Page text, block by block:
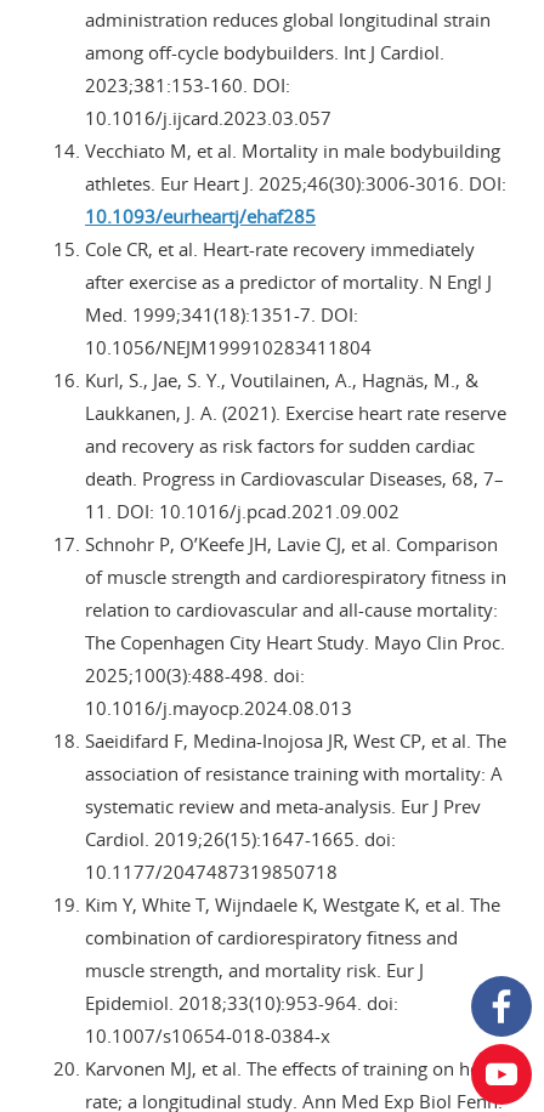
administration reduces global longitudinal strain
among off-cycle bodybuilders. Int J Cardiol.
2023;381:153-160. DOI:
10.1016/j.ijcard.2023.03.057
Vecchiato M, et al. Mortality in male bodybuilding
athletes. Eur Heart J. 2025;46(30):3006-3016. DOI:
10.1093/eurheartj/ehaf285
Cole CR, et al. Heart-rate recovery immediately
after exercise as a predictor of mortality. N Engl J
Med. 1999;341(18):1351-7. DOI:
10.1056/NEJM199910283411804
Kurl, S., Jae, S. Y., Voutilainen, A., Hagnäs, M., &
Laukkanen, J. A. (2021). Exercise heart rate reserve
and recovery as risk factors for sudden cardiac
death. Progress in Cardiovascular Diseases, 68, 7–
11. DOI: 10.1016/j.pcad.2021.09.002
Schnohr P, O’Keefe JH, Lavie CJ, et al. Comparison
of muscle strength and cardiorespiratory fitness in
relation to cardiovascular and all-cause mortality:
The Copenhagen City Heart Study. Mayo Clin Proc.
2025;100(3):488-498. doi:
10.1016/j.mayocp.2024.08.013
Saeidifard F, Medina-Inojosa JR, West CP, et al. The
association of resistance training with mortality: A
systematic review and meta-analysis. Eur J Prev
Cardiol. 2019;26(15):1647-1665. doi:
10.1177/2047487319850718
Kim Y, White T, Wijndaele K, Westgate K, et al. The
combination of cardiorespiratory fitness and
muscle strength, and mortality risk. Eur J
Epidemiol. 2018;33(10):953-964. doi:
10.1007/s10654-018-0384-x
Karvonen MJ, et al. The effects of training on heart
rate; a longitudinal study. Ann Med Exp Biol Fenn.